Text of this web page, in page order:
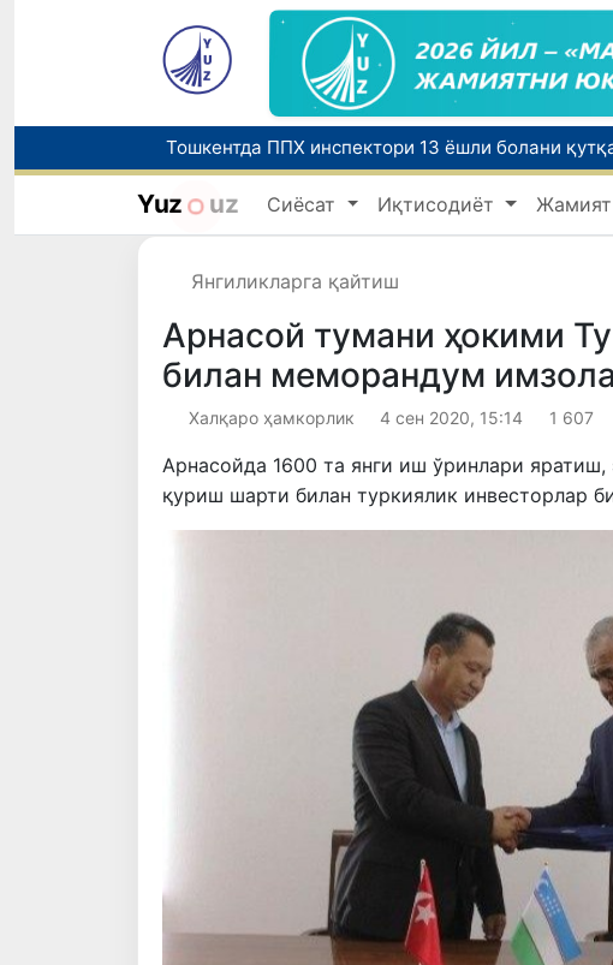
Тошкентда ППХ инспектори 13 ёшли болани
Чорвачилик соҳасида субсидиялар ажратилади
Yuz uz Сиёсат Иқтисодиёт Жамият
Янгиликларга қайтиш
Арнасой тумани ҳокими
билан меморандум
Халқаро ҳамкорлик 4 сен 2020, 15:14 1 607
Арнасойда 1600 та янги иш ўринлари
қуриш шарти билан туркиялик инвесторлар